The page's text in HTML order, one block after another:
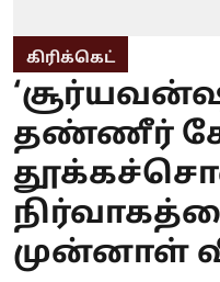
கிரிக்கெட்
தண்ணீர்
முன்னாள்